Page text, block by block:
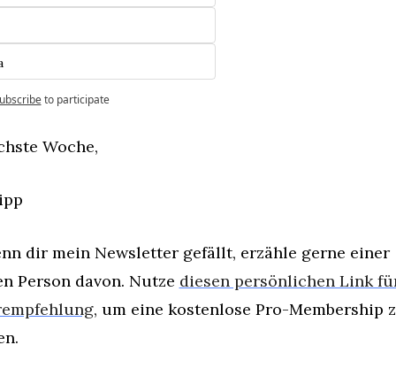
to participate
Woche,
dir mein Newsletter gefällt, erzähle gerne einer
Person davon. Nutze diesen persönlichen Link
, um eine kostenlose Pro-Membership